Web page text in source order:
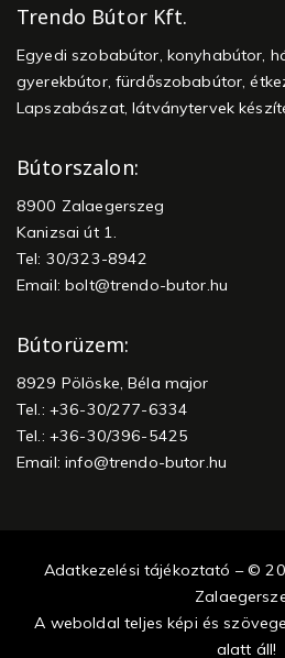
Trendo Bútor Kft.
Egyedi szobabútor, konyhabútor,
gyerekbútor, fürdőszobabútor,
Lapszabászat, látványtervek
Bútorszalon:
8900 Zalaegerszeg
Kanizsai út 1.
Tel: 30/323-8942
Email:bolt@trendo-butor.hu
Bútorüzem:
8929 Pölöske, Béla major
Tel.: +36-30/277-6334
Tel.: +36-30/396-5425
Email:info@trendo-butor.hu
Adatkezelési tájékoztató – ©
A weboldal teljes képi és
alatt áll!